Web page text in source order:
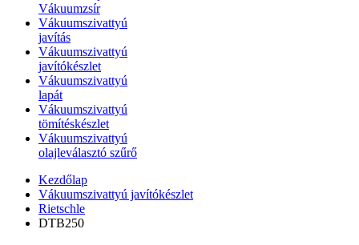
Vákuumzsír
Vákuumszivattyú
javítás
Vákuumszivattyú
javítókészlet
Vákuumszivattyú
lapát
Vákuumszivattyú
tömítéskészlet
Vákuumszivattyú
olajleválasztó szűrő
Kezdőlap
Vákuumszivattyú javítókészlet
Rietschle
DTB250